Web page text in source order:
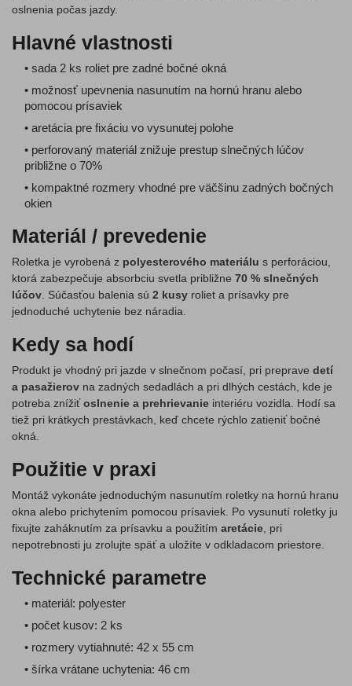
oslnenia počas jazdy.
Hlavné vlastnosti
• sada 2 ks roliet pre zadné bočné okná
• možnosť upevnenia nasunutím na hornú hranu alebo
pomocou prísaviek
• aretácia pre fixáciu vo vysunutej polohe
• perforovaný materiál znižuje prestup slnečných lúčov
približne o 70%
• kompaktné rozmery vhodné pre väčšinu zadných bočných
okien
Materiál / prevedenie
Roletka je vyrobená z polyesterového materiálu s perforáciou,
ktorá zabezpečuje absorbciu svetla približne 70 % slnečných
lúčov . Súčasťou balenia sú 2 kusy roliet a prísavky pre
jednoduché uchytenie bez náradia.
Kedy sa hodí
Produkt je vhodný pri jazde v slnečnom počasí, pri preprave detí
a pasažierov na zadných sedadlách a pri dlhých cestách, kde je
potreba znížiťoslnenie a prehrievanie interiéru vozidla. Hodí sa
tiež pri krátkych prestávkach, keď chcete rýchlo zatieniť bočné
okná.
Použitie v praxi
Montáž vykonáte jednoduchým nasunutím roletky na hornú hranu
okna alebo prichytením pomocou prísaviek. Po vysunutí roletky ju
fixujte zaháknutím za prísavku a použitím aretácie , pri
nepotrebnosti ju zrolujte späť a uložíte v odkladacom priestore.
Technické parametre
• materiál: polyester
• počet kusov: 2 ks
• rozmery vytiahnuté: 42 x 55 cm
• šírka vrátane uchytenia: 46 cm